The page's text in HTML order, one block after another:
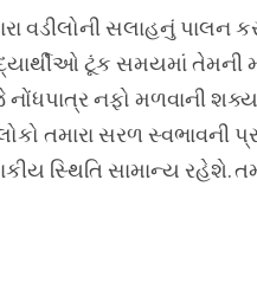
વડીલોની સલાહનું પાલન
ટૂંક સમયમાં
નફો મળવાની
તમારા સરળ સ્વભાવની
સ્થિતિ સામાન્ય રહેશે.